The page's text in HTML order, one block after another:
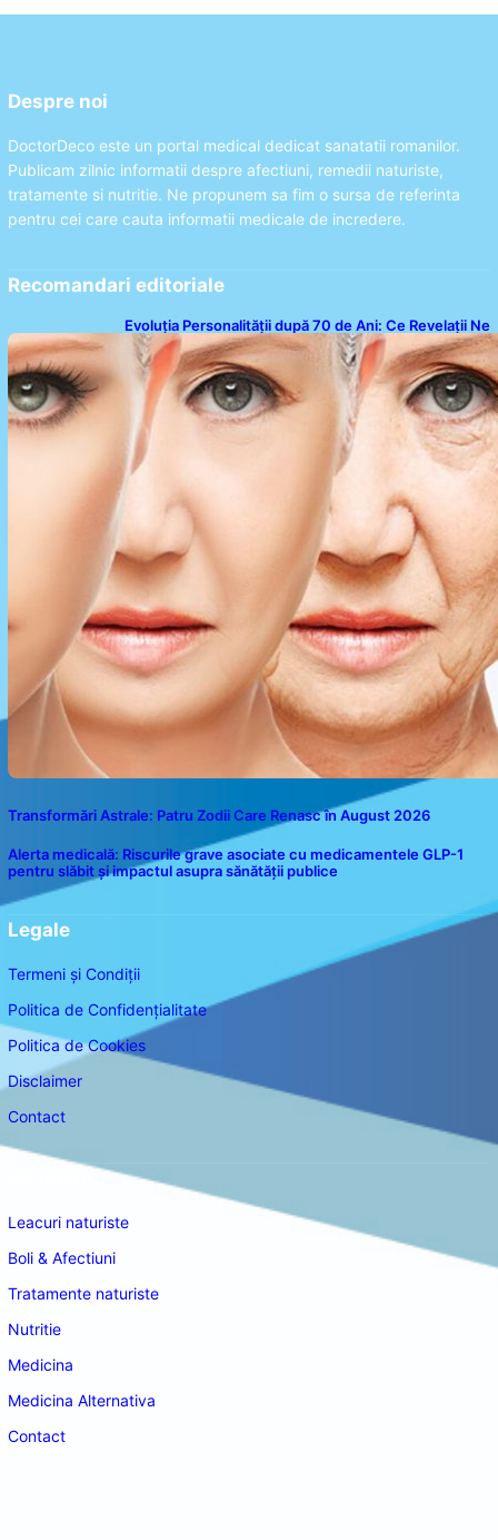
Despre noi
DoctorDeco este un portal medical dedicat sanatatii romanilor.
Publicam zilnic informatii despre afectiuni, remedii naturiste,
tratamente si nutritie. Ne propunem sa fim o sursa de referinta
pentru cei care cauta informatii medicale de incredere.
Recomandari editoriale
Evoluția Personalității după 70 de Ani: Ce Revelații Ne
Oferă Studiile Psihologice
Transformări Astrale: Patru Zodii Care Renasc în August 2026
Alerta medicală: Riscurile grave asociate cu medicamentele GLP-1
pentru slăbit și impactul asupra sănătății publice
Legale
Termeni și Condiții
Politica de Confidențialitate
Politica de Cookies
Disclaimer
Contact
Leacuri naturiste
Boli & Afectiuni
Tratamente naturiste
Nutritie
Medicina
Medicina Alternativa
Contact